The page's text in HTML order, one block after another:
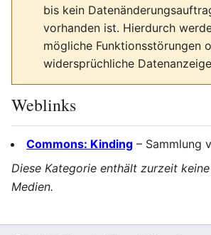
bis kein
vorhanden ist. Hierdurch
mögliche Funktionsstörungen
widersprüchliche
Weblinks
Commons: Kinding – Sammlung
Diese Kategorie enthält zurzeit
Medien.